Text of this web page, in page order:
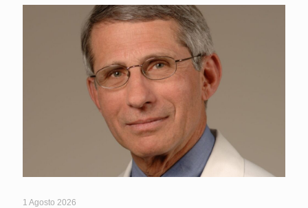
1 Agosto 2026